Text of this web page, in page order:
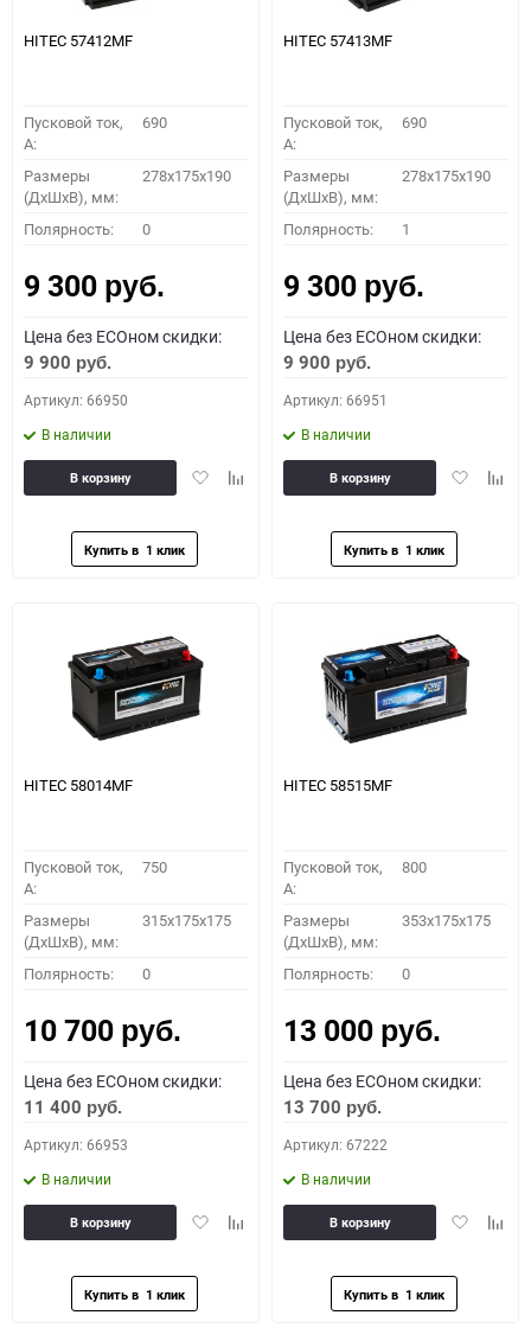
HITEC 57412MF
Пусковой ток,
A:
690
Размеры
(ДхШхВ), мм:
278x175x190
Полярность: 0
9 300 руб.
Цена без ECOном скидки:
9 900 руб.
Артикул: 66950
В наличии
ДобавитьДобавить
В корзину
HITEC 57413MF
Пусковой ток,
A:
690
Размеры
(ДхШхВ), мм:
278x175x190
Полярность: 1
9 300 руб.
Цена без ECOном скидки:
9 900 руб.
Артикул: 66951
В наличии
Добавить
В корзину
HITEC 58014MF
Пусковой ток,
A:
750
Размеры
(ДхШхВ), мм:
315x175x175
Полярность: 0
10 700 руб.
Цена без ECOном скидки:
11 400 руб.
Артикул: 66953
В наличии
ДобавитьДобавить
В корзину
HITEC 58515MF
Пусковой ток,
A:
800
Размеры
(ДхШхВ), мм:
353x175x175
Полярность: 0
13 000 руб.
Цена без ECOном скидки:
13 700 руб.
Артикул: 67222
В наличии
Добавить
В корзину